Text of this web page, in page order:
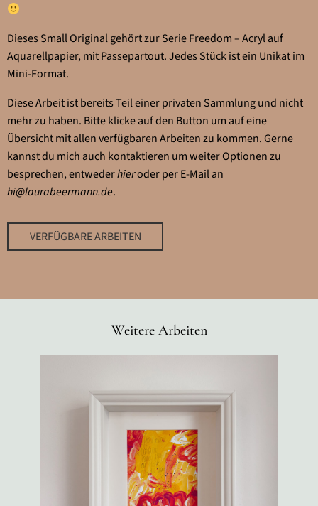
Dieses Small Original gehört zur Serie Freedom – Acryl auf
Aquarellpapier, mit Passepartout. Jedes Stück ist ein Unikat im
Mini-Format.
Diese Arbeit ist bereits Teil einer privaten Sammlung und nicht
mehr zu haben. Bitte klicke auf den Button um auf eine
Übersicht mit allen verfügbaren Arbeiten zu kommen. Gerne
kannst du mich auch kontaktieren um weiter Optionen zu
besprechen, entwederhieroder per E-Mail an
hi@laurabeermann.de.
VERFÜGBARE ARBEITEN
Weitere Arbeiten